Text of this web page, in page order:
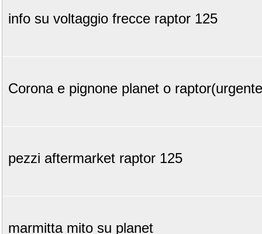
info su voltaggio frecce raptor 125
Corona e pignone planet o
pezzi aftermarket raptor 125
marmitta mito su planet